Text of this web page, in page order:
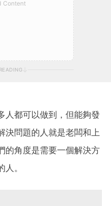
Content
人都可以做到，但能夠發
決問題的人就是老闆和上
的角度是需要一個解決方
。